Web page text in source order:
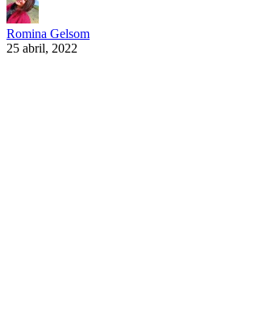
Romina Gelsom
25 abril, 2022